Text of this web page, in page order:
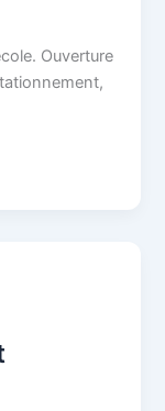
Ouverture